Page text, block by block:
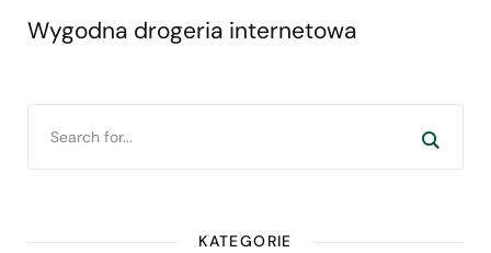
Wygodna drogeria internetowa
KATEGORIE